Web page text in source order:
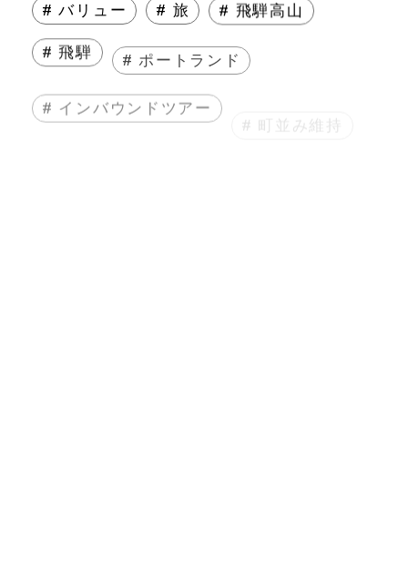
# バリュー # 旅 # 飛騨高山
# 飛騨 # ポートランド
# まちづくり